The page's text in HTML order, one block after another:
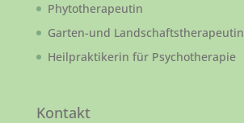
Phytotherapeutin
Garten-und Landschaftstherapeutin
Heilpraktikerin für Psychotherapie
Kontakt